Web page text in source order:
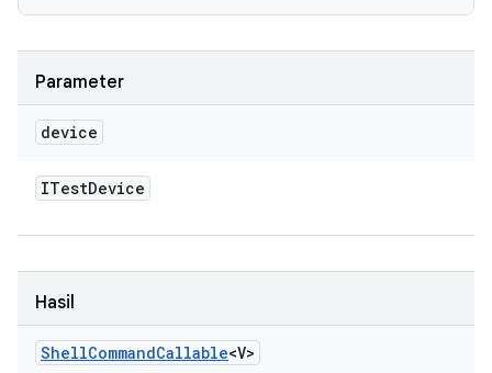
Parameter
device
ITestDevice
Hasil
ShellCommandCallable<V>